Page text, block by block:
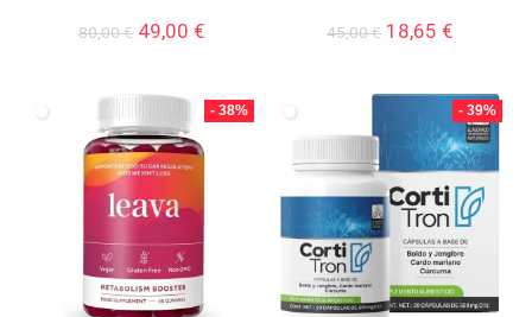
80,00€ Il
era:
80,00 €.
49,00 €Il
è:
49,00 €.
45,00€ Il
era:
45,00 €.
18,65 €Il
è:
18,65 €.
- 38% - 39%